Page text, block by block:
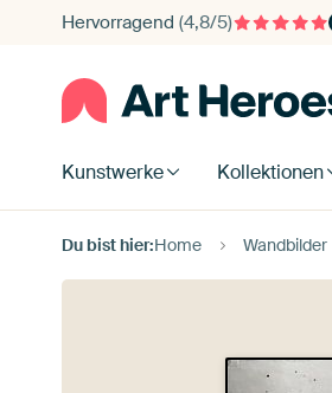
Hervorragend (4,8/5)
Kunstwerke Kollektionen
Du bist hier:Home Wandbilder